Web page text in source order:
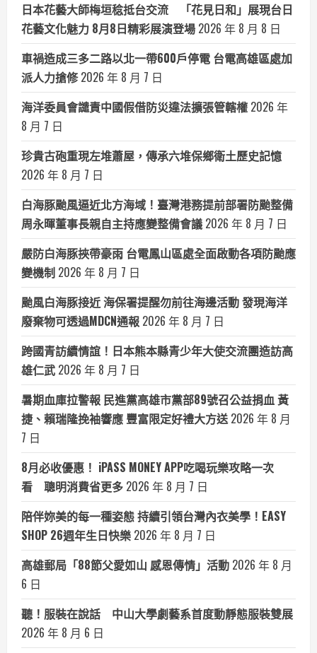
日本花藝大師梅垣稔抵台交流 「花見日和」展現台日
花藝文化魅力 8月8日精彩展演登場 2026 年 8 月 8 日
車禍造成三多二路以北一帶600戶停電 台電高雄區處加
派人力搶修 2026 年 8 月 7 日
海洋委員會譴責中國假借防災違法擴張管轄權 2026 年
8 月 7 日
珍貴古砲重現左堆蕭屋，傳承六堆保鄉衛土歷史記憶
2026 年 8 月 7 日
白海豚颱風逼近北方海域！臺灣港務提前部署防颱整備
周永暉董事長親自主持應變整備會議 2026 年 8 月 7 日
嚴防白海豚挾帶豪雨 台電鳳山區處全面啟動各項防颱應
變機制 2026 年 8 月 7 日
颱風白海豚接近 海保署提醒勿前往海邊活動 發現海洋
廢棄物可透過MDCN通報 2026 年 8 月 7 日
跨國青訪續情誼！日本熊本縣青少年大使交流團造訪高
雄仁武 2026 年 8 月 7 日
暑期血庫拉警報 民進黨高雄市黨部89號召公益捐血 黃
捷、賴瑞隆挽袖響應 豐富限定好禮大方送 2026 年 8 月
7 日
8月必收優惠！ iPASS MONEY APP吃喝玩樂攻略一次
看 聰明消費省更多 2026 年 8 月 7 日
陪伴妳美的每一種姿態 持續引領台灣內衣美學！EASY
SHOP 26週年生日快樂 2026 年 8 月 7 日
高雄郵局「88節父愛如山 感恩傳情」活動 2026 年 8 月
6 日
聽！服裝在說話 中山大學劇藝系首度動靜態服裝雙展
2026 年 8 月 6 日